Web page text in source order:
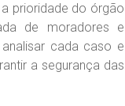
prioridade do órgão
de moradores e
cada caso e
a segurança das